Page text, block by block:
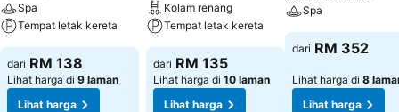
Spa
Tempat letak kereta
dari RM 138
Lihat harga di 9 laman
Lihat harga
Kolam renang
Tempat letak kereta
dari RM 135
Lihat harga di 10 laman
Lihat harga
Spa
dari RM 352
Lihat harga di 8
Lihat harga